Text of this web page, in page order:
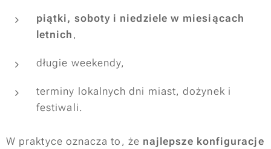
piątki, soboty i niedziele w miesiącach
letnich ,
długie weekendy,
terminy lokalnych dni miast, dożynek i
festiwali.
W praktyce oznacza to, że najlepsze konfiguracje